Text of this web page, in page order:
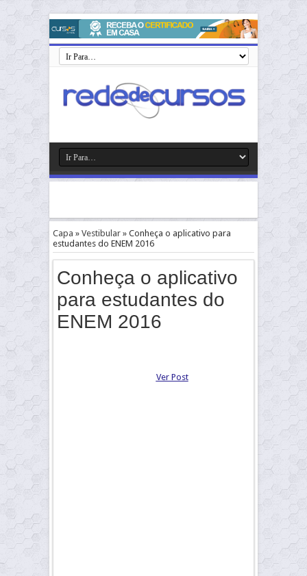
Capa » Vestibular » Conheça o aplicativo para
estudantes do ENEM 2016
Conheça o aplicativo
para estudantes do
ENEM 2016
Ver Post